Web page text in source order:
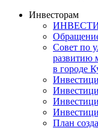
Инвесторам
Совет по
развитию
в городе
План